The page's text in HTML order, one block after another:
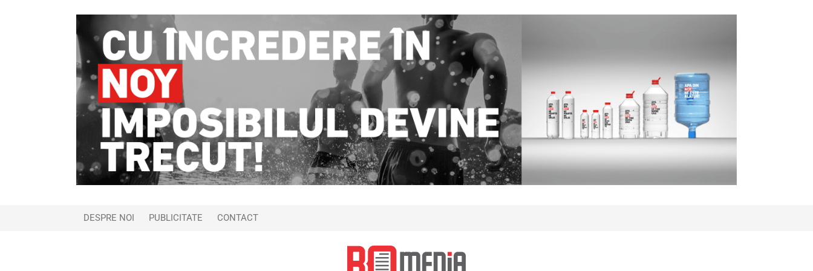
DESPRE NOI PUBLICITATE CONTACT